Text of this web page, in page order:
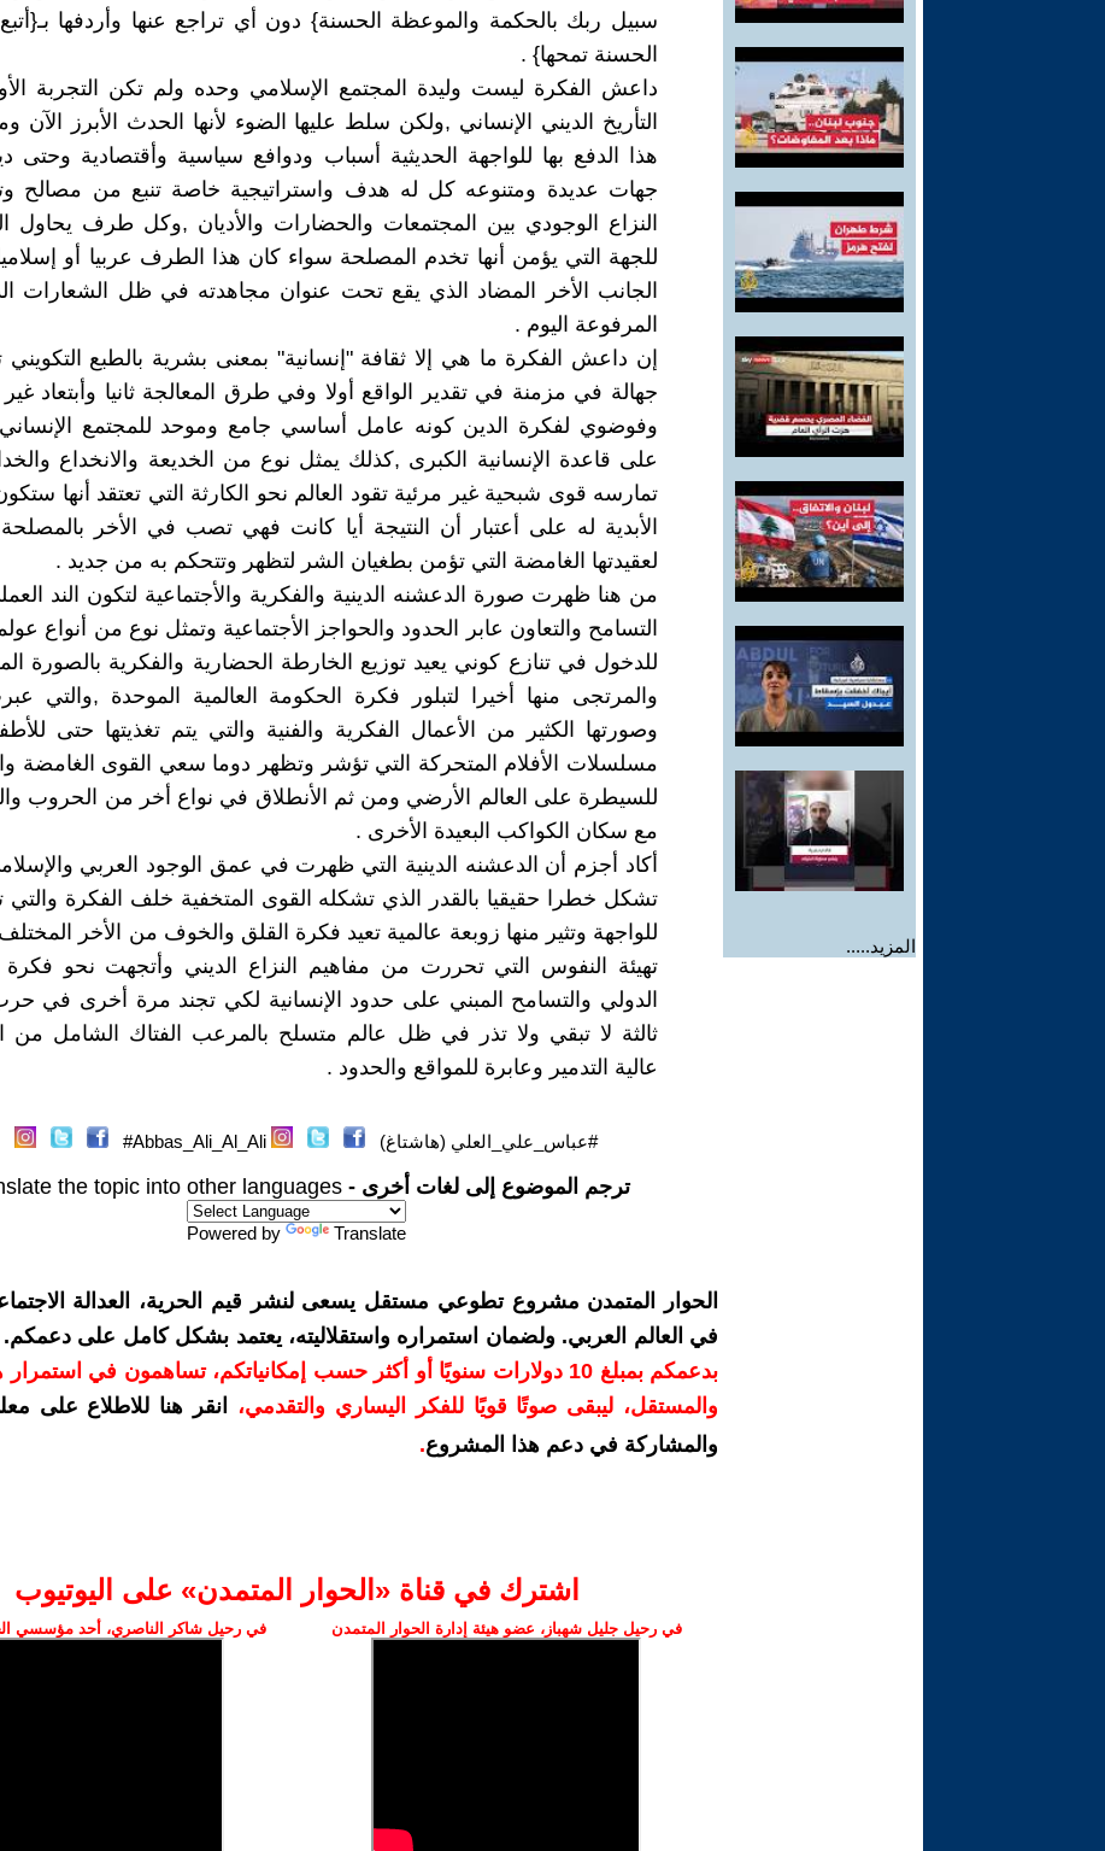
المزيد.....
سبيل ربك بالحكمة والموعظة الحسنة} دون أي تراجع عنها وأردفها
الحسنة تمحها} .
داعش الفكرة ليست وليدة المجتمع الإسلامي وحده ولم تكن التجربة
التأريخ الديني الإنساني ,ولكن سلط عليها الضوء لأنها الحدث الأبرز الآن
هذا الدفع بها للواجهة الحديثية أسباب ودوافع سياسية وأقتصادية وحتى
جهات عديدة ومتنوعه كل له هدف واستراتيجية خاصة تنبع من مصالح
النزاع الوجودي بين المجتمعات والحضارات والأديان ,وكل طرف يحاول
للجهة التي يؤمن أنها تخدم المصلحة سواء كان هذا الطرف عربيا أو
الجانب الأخر المضاد الذي يقع تحت عنوان مجاهدته في ظل الشعارات
المرفوعة اليوم .
إن داعش الفكرة ما هي إلا ثقافة "إنسانية" بمعنى بشرية بالطبع التكويني
جهالة في مزمنة في تقدير الواقع أولا وفي طرق المعالجة ثانيا وأبتعاد
وفوضوي لفكرة الدين كونه عامل أساسي جامع وموحد للمجتمع
على قاعدة الإنسانية الكبرى ,كذلك يمثل نوع من الخديعة والانخداع
تمارسه قوى شبحية غير مرئية تقود العالم نحو الكارثة التي تعتقد أنها ستكون
الأبدية له على أعتبار أن النتيجة أيا كانت فهي تصب في الأخر بالمصلحة
لعقيدتها الغامضة التي تؤمن بطغيان الشر لتظهر وتتحكم به من جديد .
من هنا ظهرت صورة الدعشنه الدينية والفكرية والأجتماعية لتكون الند
التسامح والتعاون عابر الحدود والحواجز الأجتماعية وتمثل نوع من أنواع
للدخول في تنازع كوني يعيد توزيع الخارطة الحضارية والفكرية بالصورة
والمرتجى منها أخيرا لتبلور فكرة الحكومة العالمية الموحدة ,والتي
وصورتها الكثير من الأعمال الفكرية والفنية والتي يتم تغذيتها حتى
مسلسلات الأفلام المتحركة التي تؤشر وتظهر دوما سعي القوى الغامضة
للسيطرة على العالم الأرضي ومن ثم الأنطلاق في نواع أخر من الحروب
مع سكان الكواكب البعيدة الأخرى .
أكاد أجزم أن الدعشنه الدينية التي ظهرت في عمق الوجود العربي
تشكل خطرا حقيقيا بالقدر الذي تشكله القوى المتخفية خلف الفكرة والتي
للواجهة وتثير منها زوبعة عالمية تعيد فكرة القلق والخوف من الأخر
تهيئة النفوس التي تحررت من مفاهيم النزاع الديني وأتجهت نحو فكرة
الدولي والتسامح المبني على حدود الإنسانية لكي تجند مرة أخرى في
ثالثة لا تبقي ولا تذر في ظل عالم متسلح بالمرعب الفتاك الشامل من
عالية التدمير وعابرة للمواقع والحدود .
#عباس_علي_العلي (هاشتاغ) Abbas_Ali_Al_Ali#
ترجم الموضوع إلى لغات أخرى - the topic into other languages
Powered by Translate
الحوار المتمدن مشروع تطوعي مستقل يسعى لنشر قيم الحرية، العدالة
في العالم العربي. ولضمان استمراره واستقلاليته، يعتمد بشكل كامل على دعمكم.
بدعمكم بمبلغ 10 دولارات سنويًا أو أكثر حسب إمكانياتكم، تساهمون في
والمستقل، ليبقى صوتًا قويًا للفكر اليساري والتقدمي،
انقر هنا للاطلاع على
والمشاركة في دعم هذا المشروع.
اشترك في قناة ‫«الحوار المتمدن» على اليوتيوب
في رحيل جليل شهباز، عضو هيئة إدارة الحوار المتمدن في رحيل شاكر الناصري، أحد مؤسسي